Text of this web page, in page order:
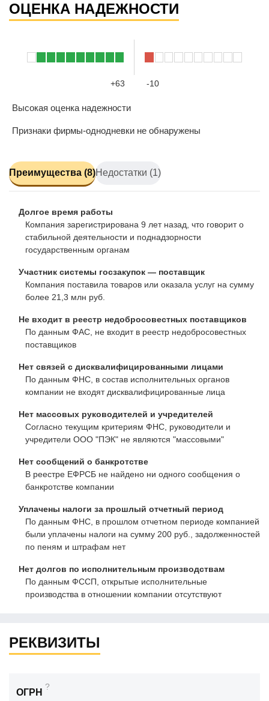
ОЦЕНКА НАДЕЖНОСТИ
+63 -10
Высокая оценка надежности
Признаки фирмы-однодневки не обнаружены
Преимущества (8)Недостатки (1)
Долгое время работы
Компания зарегистрирована 9 лет назад, что говорит о
стабильной деятельности и поднадзорности
государственным органам
Участник системы госзакупок — поставщик
Компания поставила товаров или оказала услуг на сумму
более 21,3 млн руб.
Не входит в реестр недобросовестных поставщиков
По данным ФАС, не входит в реестр недобросовестных
поставщиков
Нет связей с дисквалифицированными лицами
По данным ФНС, в состав исполнительных органов
компании не входят дисквалифицированные лица
Нет массовых руководителей и учредителей
Согласно текущим критериям ФНС, руководители и
учредители ООО "ПЭК" не являются "массовыми"
Нет сообщений о банкротстве
В реестре ЕФРСБ не найдено ни одного сообщения о
банкротстве компании
Уплачены налоги за прошлый отчетный период
По данным ФНС, в прошлом отчетном периоде компанией
были уплачены налоги на сумму 200 руб., задолженностей
по пеням и штрафам нет
Нет долгов по исполнительным производствам
По данным ФССП, открытые исполнительные
производства в отношении компании отсутствуют
РЕКВИЗИТЫ
ОГРН
?